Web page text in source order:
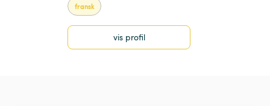
fransk
vis profil